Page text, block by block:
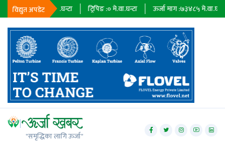
विद्युत अपडेट
२३६७९मे.वा.घन्टा ट्रिपिङ : मे.वा.घन्टा ऊर्जा माग :७३४८५मे.वा.घन्टा
"समृद्धिका लागि ऊर्जा"
जलविद्युत्
सोलार
वायु